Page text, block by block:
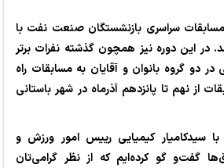
سراسری بازنشستگان صنعت نفت با
در این دوره نیز همچون گذشته نفرات برتر
در دو گروه بانوان و آقایان به مسابقات راه
از نهم تا پانزدهم آذرماه در شهر باستانی
سیدکامیار کیمیایی رییس امور ورزش و
گفت‌و گو کرده‌ایم که از نظر گرامی‌تان